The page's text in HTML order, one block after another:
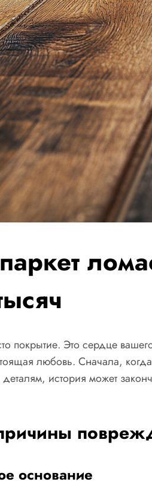
покрытие. Это сердце
любовь. Сначала,
история может
основание